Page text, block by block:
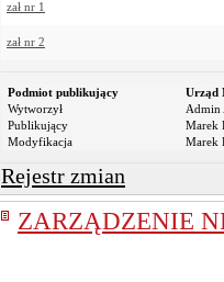
zał nr 1
zał nr 2
Podmiot publikujący
Urząd
Wytworzył
Admin
Publikujący
Marek
Modyfikacja
Marek
Rejestr zmian
ZARZĄDZENIE